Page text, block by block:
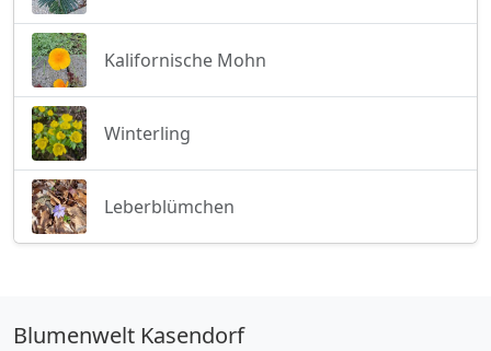
Kalifornische Mohn
Winterling
Leberblümchen
Blumenwelt Kasendorf